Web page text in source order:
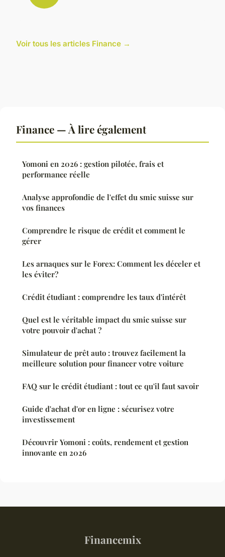
Voir tous les articles Finance →
Finance — À lire également
Yomoni en 2026 : gestion pilotée, frais et
performance réelle
Analyse approfondie de l'effet du smic suisse sur
vos finances
Comprendre le risque de crédit et comment le
gérer
Les arnaques sur le Forex: Comment les déceler et
les éviter?
Crédit étudiant : comprendre les taux d'intérêt
Quel est le véritable impact du smic suisse sur
votre pouvoir d'achat ?
Simulateur de prêt auto : trouvez facilement la
meilleure solution pour financer votre voiture
FAQ sur le crédit étudiant : tout ce qu'il faut savoir
Guide d'achat d'or en ligne : sécurisez votre
investissement
Découvrir Yomoni : coûts, rendement et gestion
innovante en 2026
Financemix